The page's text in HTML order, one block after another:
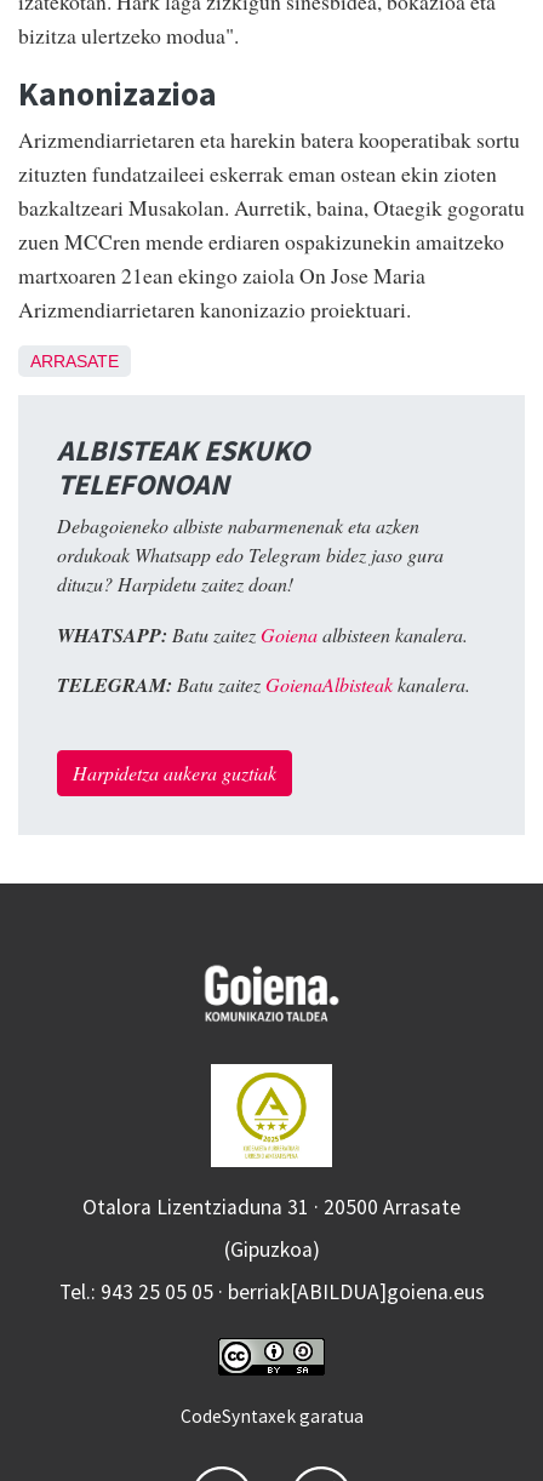
bizitza ulertzeko modua".
Kanonizazioa
Arizmendiarrietaren eta harekin batera kooperatibak sortu
zituzten fundatzaileei eskerrak eman ostean ekin zioten
bazkaltzeari Musakolan. Aurretik, baina, Otaegik gogoratu
zuen MCCren mende erdiaren ospakizunekin amaitzeko
martxoaren 21ean ekingo zaiola On Jose Maria
Arizmendiarrietaren kanonizazio proiektuari.
ARRASATE
ALBISTEAK ESKUKO
TELEFONOAN
Debagoieneko albiste nabarmenenak eta azken
ordukoak Whatsapp edo Telegram bidez jaso gura
dituzu? Harpidetu zaitez doan!
WHATSAPP: Batu zaitezGoienaalbisteen kanalera.
TELEGRAM: Batu zaitezGoienaAlbisteakkanalera.
Harpidetza aukera guztiak
Otalora Lizentziaduna 31 · 20500 Arrasate
(Gipuzkoa)
Tel.: 943 25 05 05 · berriak[ABILDUA]goiena.eus
CodeSyntaxek garatua